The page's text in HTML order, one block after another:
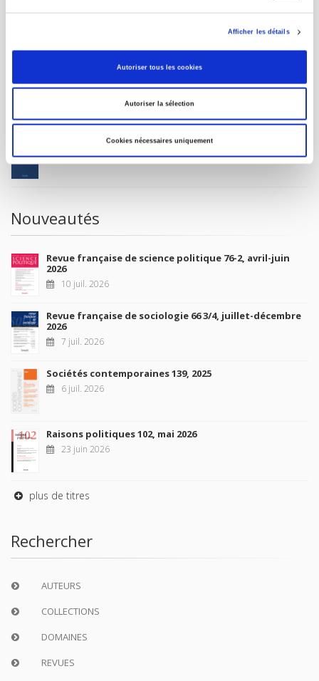
Afficher les détails
Autoriser tous les cookies
Autoriser la sélection
Cookies nécessaires uniquement
POUR LES LIBRAIRES
MON COMPTE
La France et l'Union européenne
4 sept. 2026
Nouveautés
Revue française de science politique 76-2, avril-juin
2026
10 juil. 2026
Revue française de sociologie 66 3/4, juillet-décembre
2026
7 juil. 2026
Sociétés contemporaines 139, 2025
6 juil. 2026
Raisons politiques 102, mai 2026
23 juin 2026
plus de titres
Rechercher
AUTEURS
COLLECTIONS
DOMAINES
REVUES